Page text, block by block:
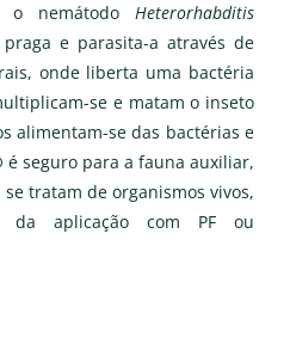
o nemátodoHeterorhabditis
e parasita-a através de
onde liberta uma bactéria
se e matam o inseto
alimentam-se das bactérias e
é seguro para a fauna auxiliar,
tratam de organismos vivos,
da aplicação com PF ou